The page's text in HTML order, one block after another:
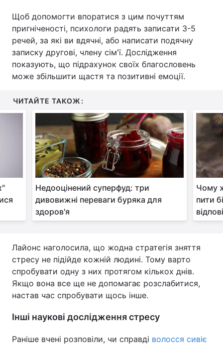
Щоб допомогти впоратися з цим почуттям
пригніченості, психологи радять записати 3-5
речей, за які ви вдячні, або написати подячну
записку другові, члену сім'ї. Дослідження
показують, що підрахунок своїх благословень
може збільшити щастя та позитивні емоції.
ЧИТАЙТЕ ТАКОЖ:
Недооцінений суперфуд: три
дивовижні переваги буряка для
здоров'я
Чому
пити
Лайонс наголосила, що жодна стратегія зняття
стресу не підійде кожній людині. Тому варто
спробувати одну з них протягом кількох днів.
Якщо вона все ще не допомагає розслабитися,
настав час спробувати щось інше.
Інші наукові дослідження стресу
Раніше вчені розповіли, чи справді волосся сивіє